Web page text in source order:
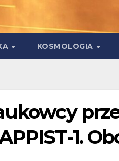
KOSMOLOGIA
1.